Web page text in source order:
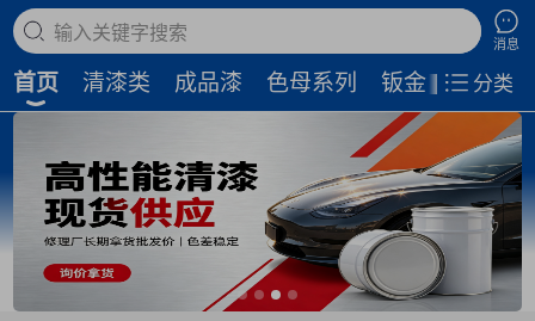
搜索商品
消息
首页 清漆类 成品漆 色母系列 钣金补土 磨
分类